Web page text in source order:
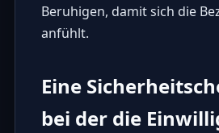
Beruhigen, damit sich die
anfühlt.
Eine
bei der die